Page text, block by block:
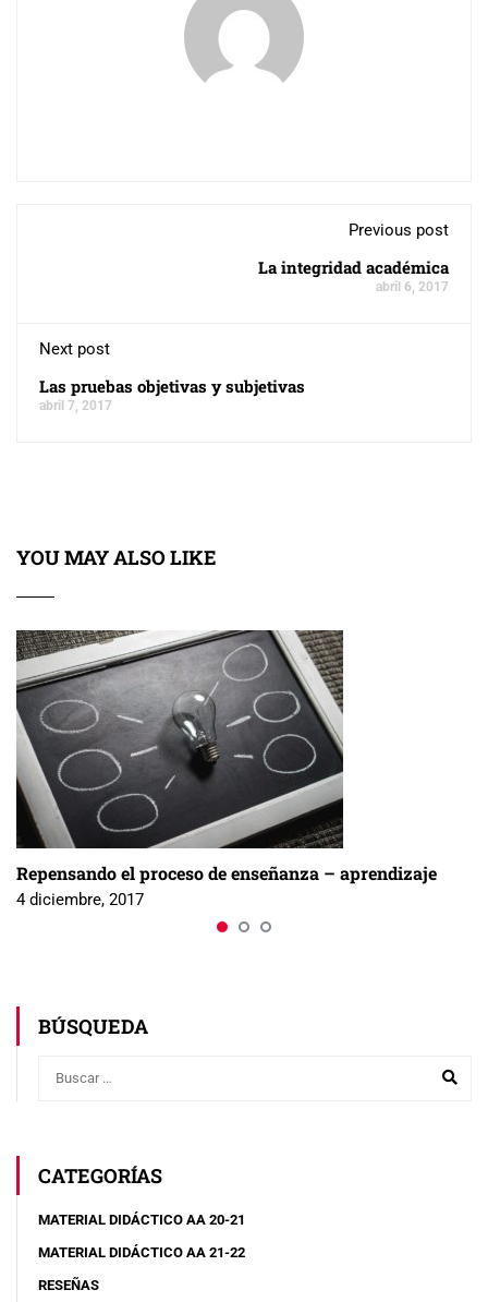
Previous post
La integridad académica
abril 6, 2017
Next post
Las pruebas objetivas y subjetivas
abril 7, 2017
YOU MAY ALSO LIKE
Repensando el proceso de enseñanza – aprendizaje
4 diciembre, 2017
BÚSQUEDA
CATEGORÍAS
MATERIAL DIDÁCTICO AA 20-21
MATERIAL DIDÁCTICO AA 21-22
RESEÑAS